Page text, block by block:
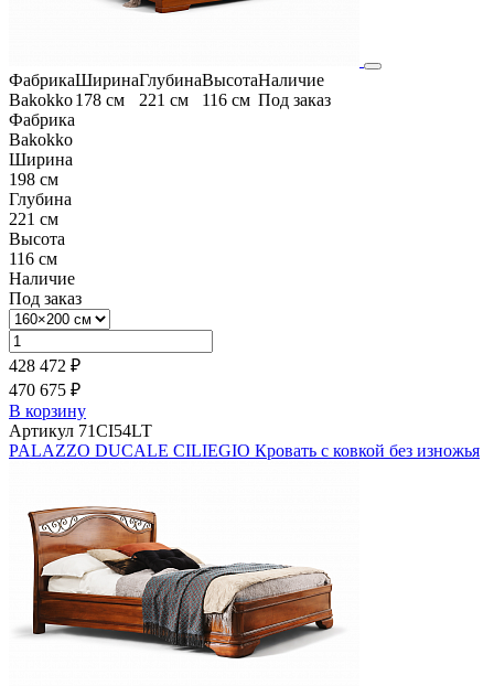
Фабрика
Bakokko
Ширина
178 см
Глубина
221 см
Высота
116 см
Наличие
Под заказ
Фабрика
Bakokko
Ширина
198 см
Глубина
221 см
Высота
116 см
Наличие
Под заказ
428 472 ₽
470 675 ₽
В корзину
Артикул 71CI54LT
PALAZZO DUCALE CILIEGIO Кровать с ковкой без изножья